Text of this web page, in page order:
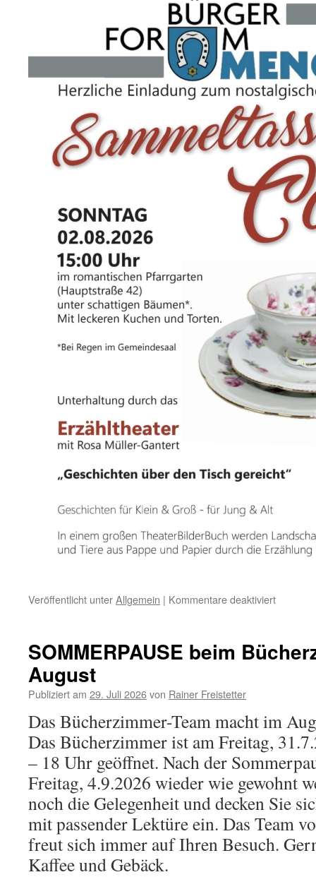
Veröffentlicht unterAllgemein | Kommentare deaktiviertfür
SOMMERPAUSE beim
August
Publiziert am 29. Juli 2026von Rainer Freistetter
Das Bücherzimmer-Team macht im
Das Bücherzimmer ist am Freitag,
– 18 Uhr geöffnet. Nach der
Freitag, 4.9.2026 wieder wie gewohnt
noch die Gelegenheit und decken Sie
mit passender Lektüre ein. Das Team
freut sich immer auf Ihren Besuch.
Kaffee und Gebäck.